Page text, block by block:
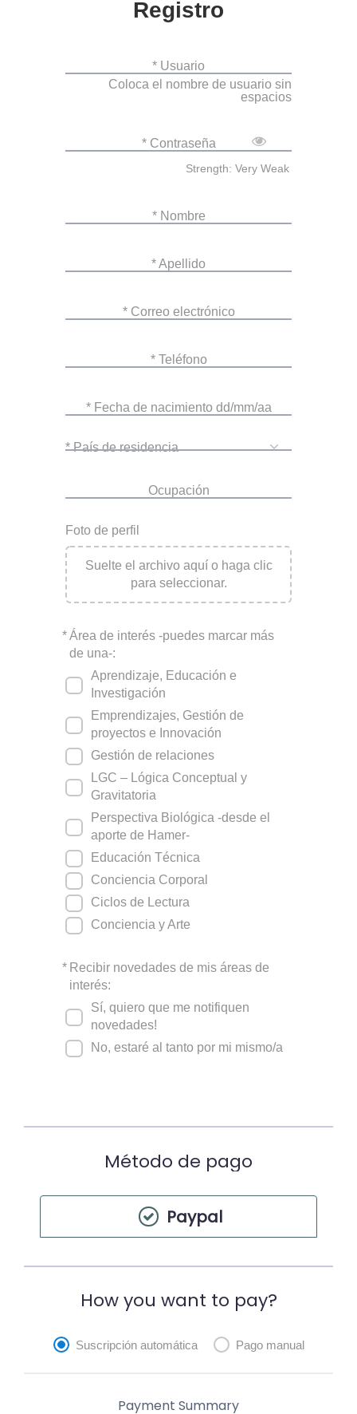
Registro
* Usuario
Coloca el nombre de usuario sin
espacios
* Contraseña
Strength: Very Weak
* Nombre
* Apellido
* Correo electrónico
* Teléfono
* Fecha de nacimiento dd/mm/aa
* País de residencia
Ocupación
Foto de perfil
Suelte el archivo aquí o haga clic
para seleccionar.
*Área de interés -puedes marcar más
de una-:
Aprendizaje, Educación e
Investigación
Emprendizajes, Gestión de
proyectos e Innovación
Gestión de relaciones
LGC – Lógica Conceptual y
Gravitatoria
Perspectiva Biológica -desde el
aporte de Hamer-
Educación Técnica
Conciencia Corporal
Ciclos de Lectura
Conciencia y Arte
* Recibir novedades de mis áreas de
interés:
Sí, quiero que me notifiquen
novedades!
No, estaré al tanto por mi mismo/a
Método de pago
Paypal
How you want to pay?
Suscripción automática Pago manual
Payment Summary